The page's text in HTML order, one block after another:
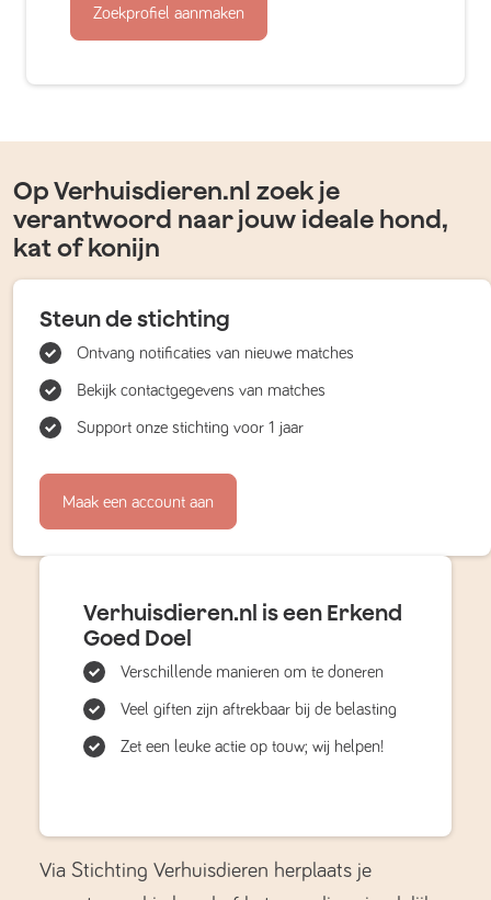
Zoekprofiel aanmaken
Op Verhuisdieren.nl zoek je
verantwoord naar jouw ideale hond,
kat of konijn
Steun de stichting
Ontvang notificaties van nieuwe matches
Bekijk contactgegevens van matches
Support onze stichting voor 1 jaar
Maak een account aan
Verhuisdieren.nl is een Erkend
Goed Doel
Verschillende manieren om te doneren
Veel giften zijn aftrekbaar bij de belasting
Zet een leuke actie op touw; wij helpen!
Via Stichting Verhuisdieren herplaats je